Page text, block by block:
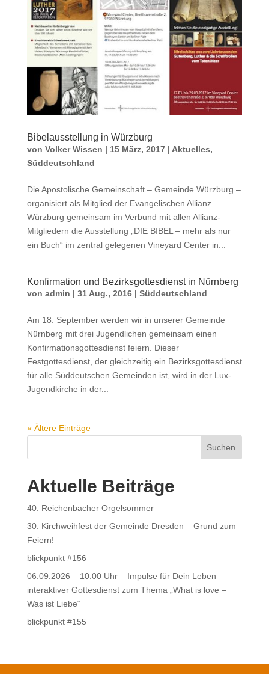
Bibelausstellung in Würzburg
von Volker Wissen | 15 März, 2017| Aktuelles,
Süddeutschland
Die Apostolische Gemeinschaft – Gemeinde Würzburg –
organisiert als Mitglied der Evangelischen Allianz
Würzburg gemeinsam im Verbund mit allen Allianz-
Mitgliedern die Ausstellung „DIE BIBEL – mehr als nur
ein Buch“ im zentral gelegenen Vineyard Center in...
Konfirmation und Bezirksgottesdienst in Nürnberg
von admin | 31 Aug., 2016| Süddeutschland
Am 18. September werden wir in unserer Gemeinde
Nürnberg mit drei Jugendlichen gemeinsam einen
Konfirmationsgottesdienst feiern. Dieser
Festgottesdienst, der gleichzeitig ein Bezirksgottesdienst
für alle Süddeutschen Gemeinden ist, wird in der Lux-
Jugendkirche in der...
« Ältere Einträge
Suchen
Aktuelle Beiträge
40. Reichenbacher Orgelsommer
30. Kirchweihfest der Gemeinde Dresden – Grund zum
Feiern!
blickpunkt #156
06.09.2026 – 10:00 Uhr – Impulse für Dein Leben –
interaktiver Gottesdienst zum Thema „What is love –
Was ist Liebe“
blickpunkt #155